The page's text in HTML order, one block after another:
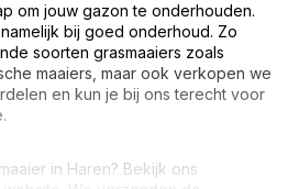
om jouw gazon te onderhouden.
bij goed onderhoud. Zo
soorten grasmaaiers zoals
maaiers, maar ook verkopen we
en kun je bij ons terecht voor
in Haren? Bekijk ons